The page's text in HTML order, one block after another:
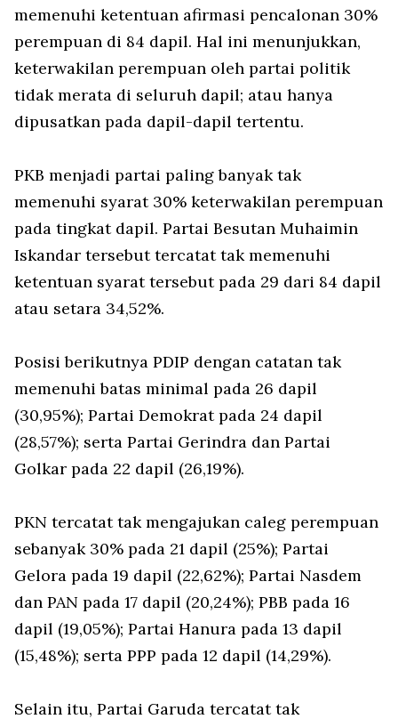
memenuhi ketentuan afirmasi pencalonan 30%
perempuan di 84 dapil. Hal ini menunjukkan,
keterwakilan perempuan oleh partai politik
tidak merata di seluruh dapil; atau hanya
dipusatkan pada dapil-dapil tertentu.
PKB menjadi partai paling banyak tak
memenuhi syarat 30% keterwakilan perempuan
pada tingkat dapil. Partai Besutan Muhaimin
Iskandar tersebut tercatat tak memenuhi
ketentuan syarat tersebut pada 29 dari 84 dapil
atau setara 34,52%.
Posisi berikutnya PDIP dengan catatan tak
memenuhi batas minimal pada 26 dapil
(30,95%); Partai Demokrat pada 24 dapil
(28,57%); serta Partai Gerindra dan Partai
Golkar pada 22 dapil (26,19%).
PKN tercatat tak mengajukan caleg perempuan
sebanyak 30% pada 21 dapil (25%); Partai
Gelora pada 19 dapil (22,62%); Partai Nasdem
dan PAN pada 17 dapil (20,24%); PBB pada 16
dapil (19,05%); Partai Hanura pada 13 dapil
(15,48%); serta PPP pada 12 dapil (14,29%).
Selain itu, Partai Garuda tercatat tak